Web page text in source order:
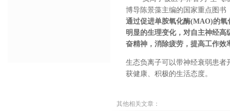
博导陈景藻主编的国家重点图书
通过促进单胺氧化酶(MAO)的氧
明显的生理变化，对自主神经
奋精神，消除疲劳，提高工作效
生态负离子可以带神经衰弱患者
获健康、积极的生活态度。
其他相关文章：